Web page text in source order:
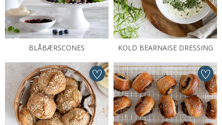
BLÅBÆRSCONES KOLD BEARNAISE DRESSING